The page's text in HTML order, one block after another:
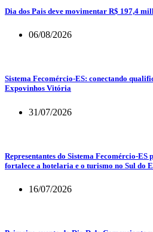
Dia dos Pais deve movimentar R$ 197,4
06/08/2026
Sistema Fecomércio-ES: conectando
Expovinhos Vitória
31/07/2026
Representantes do Sistema Fecomércio-
fortalece a hotelaria e o turismo no Sul do
16/07/2026